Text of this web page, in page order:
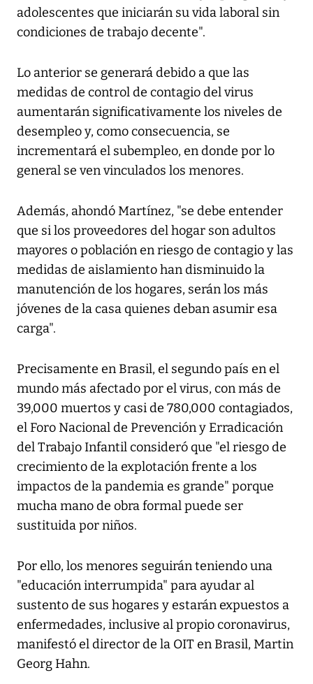
adolescentes que iniciarán su vida laboral sin
condiciones de trabajo decente".
Lo anterior se generará debido a que las
medidas de control de contagio del virus
aumentarán significativamente los niveles de
desempleo y, como consecuencia, se
incrementará el subempleo, en donde por lo
general se ven vinculados los menores.
Además, ahondó Martínez, "se debe entender
que si los proveedores del hogar son adultos
mayores o población en riesgo de contagio y las
medidas de aislamiento han disminuido la
manutención de los hogares, serán los más
jóvenes de la casa quienes deban asumir esa
carga".
Precisamente en Brasil, el segundo país en el
mundo más afectado por el virus, con más de
39,000 muertos y casi de 780,000 contagiados,
el Foro Nacional de Prevención y Erradicación
del Trabajo Infantil consideró que "el riesgo de
crecimiento de la explotación frente a los
impactos de la pandemia es grande" porque
mucha mano de obra formal puede ser
sustituida por niños.
Por ello, los menores seguirán teniendo una
"educación interrumpida" para ayudar al
sustento de sus hogares y estarán expuestos a
enfermedades, inclusive al propio coronavirus,
manifestó el director de la OIT en Brasil, Martin
Georg Hahn.